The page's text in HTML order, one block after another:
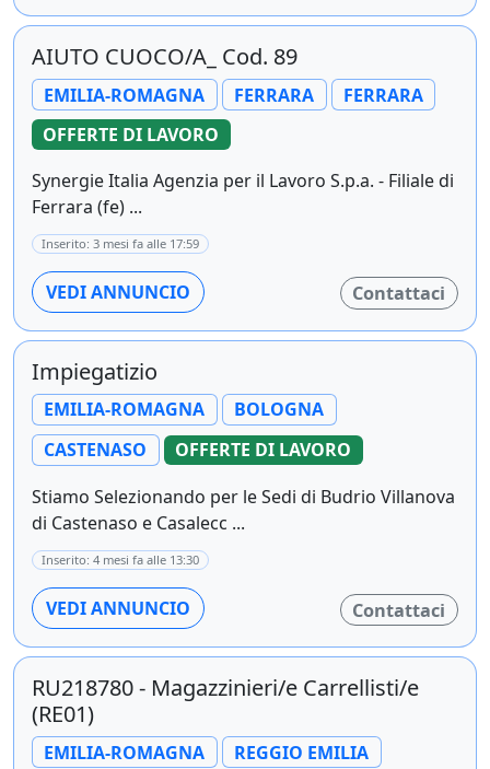
AIUTO CUOCO/A_ Cod. 89
EMILIA-ROMAGNA FERRARA
FERRARA
OFFERTE DI LAVORO
Synergie Italia Agenzia per il Lavoro S.p.a. - Filiale di
Ferrara (fe) ...
Inserito: 3 mesi fa alle 17:59
VEDI ANNUNCIO Contattaci
Impiegatizio
EMILIA-ROMAGNA
BOLOGNA
CASTENASO
OFFERTE DI LAVORO
Stiamo Selezionando per le Sedi di Budrio Villanova
di Castenaso e Casalecc ...
Inserito: 4 mesi fa alle 13:30
VEDI ANNUNCIO Contattaci
RU218780 - Magazzinieri/e Carrellisti/e
(RE01)
EMILIA-ROMAGNA
REGGIO EMILIA